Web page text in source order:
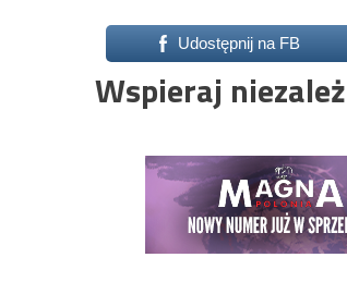
Udostępnij na FB
Wspieraj